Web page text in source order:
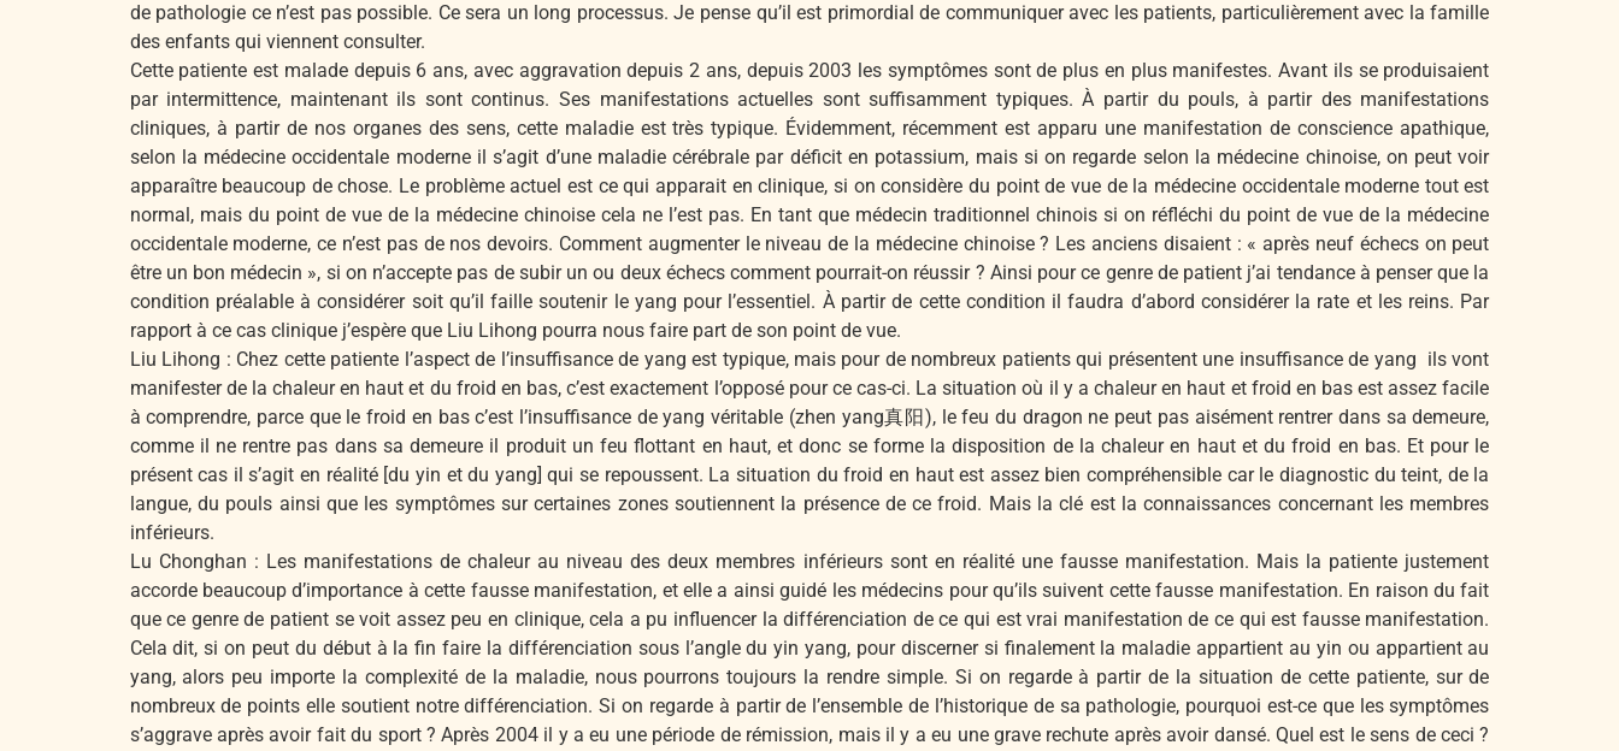
de pathologie ce n’est pas possible. Ce sera un long processus. Je pense qu’il est primordial de communiquer avec les patients, particulièrement avec la famille
des enfants qui viennent consulter.
Cette patiente est malade depuis 6 ans, avec aggravation depuis 2 ans, depuis 2003 les symptômes sont de plus en plus manifestes. Avant ils se produisaient
par intermittence, maintenant ils sont continus. Ses manifestations actuelles sont suffisamment typiques. À partir du pouls, à partir des manifestations
cliniques, à partir de nos organes des sens, cette maladie est très typique. Évidemment, récemment est apparu une manifestation de conscience apathique,
selon la médecine occidentale moderne il s’agit d’une maladie cérébrale par déficit en potassium, mais si on regarde selon la médecine chinoise, on peut voir
apparaître beaucoup de chose. Le problème actuel est ce qui apparait en clinique, si on considère du point de vue de la médecine occidentale moderne tout est
normal, mais du point de vue de la médecine chinoise cela ne l’est pas. En tant que médecin traditionnel chinois si on réfléchi du point de vue de la médecine
occidentale moderne, ce n’est pas de nos devoirs. Comment augmenter le niveau de la médecine chinoise ? Les anciens disaient : « après neuf échecs on peut
être un bon médecin », si on n’accepte pas de subir un ou deux échecs comment pourrait-on réussir ? Ainsi pour ce genre de patient j’ai tendance à penser que la
condition préalable à considérer soit qu’il faille soutenir le yang pour l’essentiel. À partir de cette condition il faudra d’abord considérer la rate et les reins. Par
rapport à ce cas clinique j’espère que Liu Lihong pourra nous faire part de son point de vue.
Liu Lihong : Chez cette patiente l’aspect de l’insuffisance de yang est typique, mais pour de nombreux patients qui présentent une insuffisance de yang ils vont
manifester de la chaleur en haut et du froid en bas, c’est exactement l’opposé pour ce cas-ci. La situation où il y a chaleur en haut et froid en bas est assez facile
à comprendre, parce que le froid en bas c’est l’insuffisance de yang véritable (zhen yang真阳), le feu du dragon ne peut pas aisément rentrer dans sa demeure,
comme il ne rentre pas dans sa demeure il produit un feu flottant en haut, et donc se forme la disposition de la chaleur en haut et du froid en bas. Et pour le
présent cas il s’agit en réalité [du yin et du yang] qui se repoussent. La situation du froid en haut est assez bien compréhensible car le diagnostic du teint, de la
langue, du pouls ainsi que les symptômes sur certaines zones soutiennent la présence de ce froid. Mais la clé est la connaissances concernant les membres
inférieurs.
Lu Chonghan : Les manifestations de chaleur au niveau des deux membres inférieurs sont en réalité une fausse manifestation. Mais la patiente justement
accorde beaucoup d’importance à cette fausse manifestation, et elle a ainsi guidé les médecins pour qu’ils suivent cette fausse manifestation. En raison du fait
que ce genre de patient se voit assez peu en clinique, cela a pu influencer la différenciation de ce qui est vrai manifestation de ce qui est fausse manifestation.
Cela dit, si on peut du début à la fin faire la différenciation sous l’angle du yin yang, pour discerner si finalement la maladie appartient au yin ou appartient au
yang, alors peu importe la complexité de la maladie, nous pourrons toujours la rendre simple. Si on regarde à partir de la situation de cette patiente, sur de
nombreux de points elle soutient notre différenciation. Si on regarde à partir de l’ensemble de l’historique de sa pathologie, pourquoi est-ce que les symptômes
s’aggrave après avoir fait du sport ? Après 2004 il y a eu une période de rémission, mais il y a eu une grave rechute après avoir dansé. Quel est le sens de ceci ?